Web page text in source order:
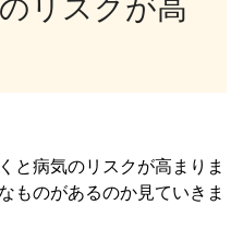
リスクが高
と病気のリスクが高まりま
ものがあるのか見ていきま